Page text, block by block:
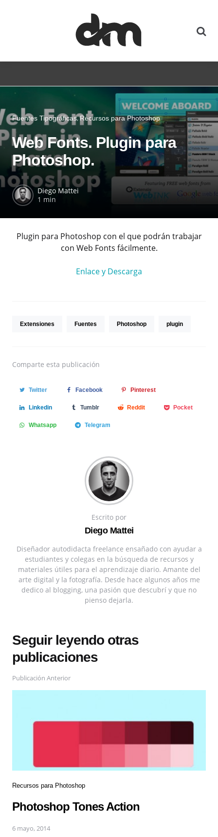
Fuentes Tipográficas Recursos para Photoshop
Web Fonts. Plugin para
Photoshop.
Diego Mattei
1 min
Plugin para Photoshop con el que podrán trabajar
con Web Fonts fácilmente.
Enlace y Descarga
Extensiones Fuentes Photoshop plugin
Comparte esta publicación
Twitter Facebook Pinterest
Linkedin Tumblr Reddit Pocket
Whatsapp Telegram
Escrito por
Diego Mattei
Diseñador autodidacta freelance ensañado con ayudar a
estudiantes y colegas en la búsqueda de recursos y
materiales útiles para el aprendizaje diario. Amante del
arte digital y la fotografía. Desde hace algunos años me
dedico al blogging, una pasión que descubrí y que no
pienso dejarla.
Seguir leyendo otras
publicaciones
Publicación Anterior
Recursos para Photoshop
Photoshop Tones Action
6 mayo, 2014